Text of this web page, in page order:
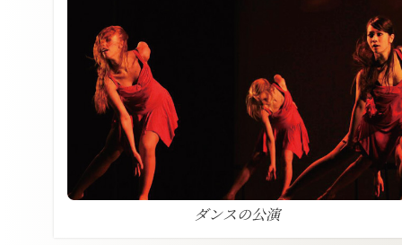
ダンスの公演